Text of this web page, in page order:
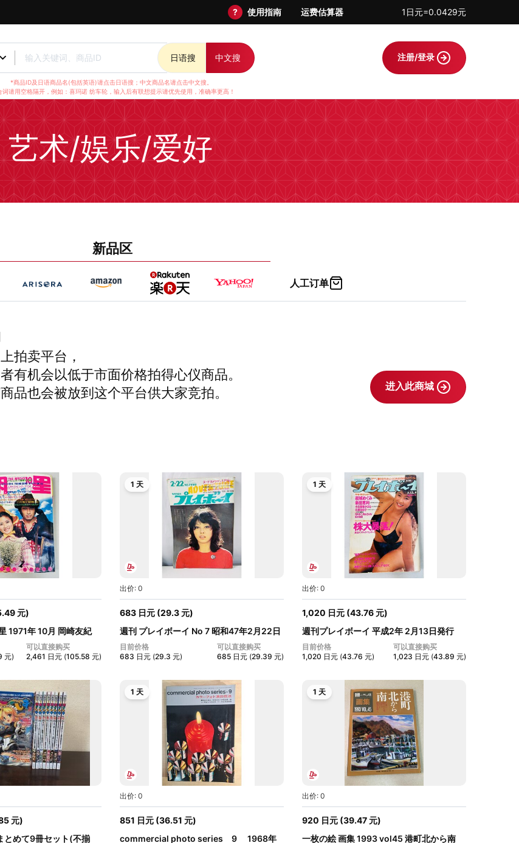
? 使用指南 运费估算器 1日元=0.0429元
输入关键词、商品ID 日语搜 中文搜
*商品ID及日语商品名(包括英语)请点击日语搜；中文商品名请点击中文搜。
词请用空格隔开，例如：喜玛诺 纺车轮，输入后有联想提示请优先使用，准确率更高！
注册/登录
艺术/娱乐/爱好
新品区
人工订单
拍卖平台，
有机会以低于市面价格拍得心仪商品。
品也会被放到这个平台供大家竞拍。
进入此商城
元)
1971年 10月 岡崎友紀
元)
可以直接购买
2,461 日元 (105.58 元)
1 天
出价: 0
683 日元 (29.3 元)
週刊 プレイボーイ No 7 昭和47年2月22日
号...
目前价格
683 日元 (29.3 元)
可以直接购买
685 日元 (29.39 元)
1 天
出价: 0
1,020 日元 (43.76 元)
週刊プレイボーイ 平成2年 2月13日発行
NO...
目前价格
1,020 日元 (43.76 元)
可以直接购买
1,023 日元 (43.89 元)
元)
とめて9冊セット(不揃
1 天
出价: 0
851 日元 (36.51 元)
commercial photo series 9 1968年
1 天
出价: 0
920 日元 (39.47 元)
一枚の絵 画集 1993 vol45 港町北から南